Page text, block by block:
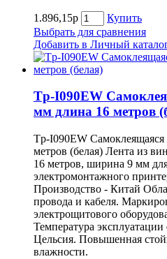
1.896,15р
Купить
Выбрать для сравнения
Добавить в Личный
Tp-I090EW
мм длина 16 метров
Tp-I090EW
метров (белая) Лента из
16 метров, ширина 9 мм
электромонтажного
Производство - Китай
провода и кабеля.
электрощитового
Температура
Цельсия. Повышенная
влажности.